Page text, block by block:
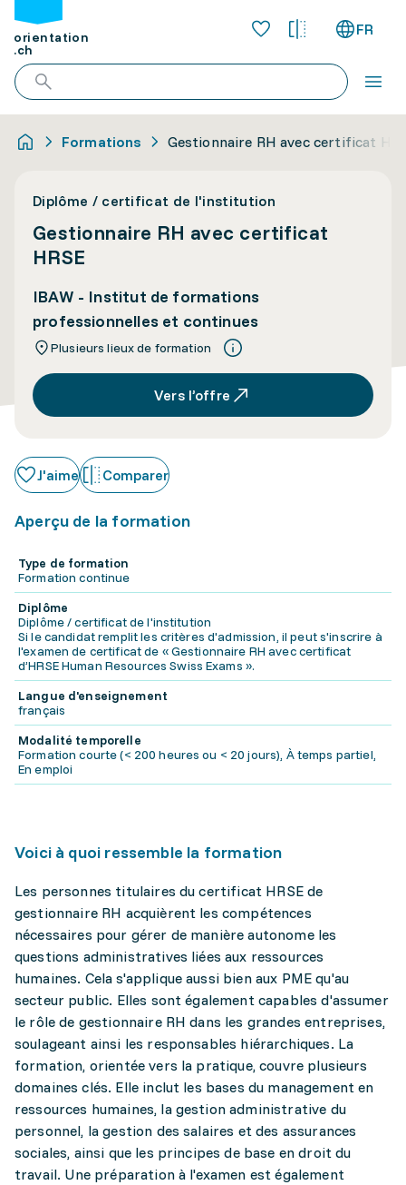
orientation
.ch
FR
Formations Gestionnaire RH avec certificat
Diplôme / certificat de l'institution
Gestionnaire RH avec certificat
HRSE
IBAW - Institut de formations
professionnelles et continues
Plusieurs lieux de formation
Vers l’offre
J'aime Comparer
Aperçu de la formation
Type de formation
Formation continue
Diplôme
Diplôme / certificat de l'institution
Si le candidat remplit les critères d'admission, il peut s'inscrire à
l'examen de certificat de « Gestionnaire RH avec certificat
d’HRSE Human Resources Swiss Exams ».
Langue d'enseignement
français
Modalité temporelle
Formation courte (< 200 heures ou < 20 jours), À temps partiel,
En emploi
Voici à quoi ressemble la formation
Les personnes titulaires du certificat HRSE de
gestionnaire RH acquièrent les compétences
nécessaires pour gérer de manière autonome les
questions administratives liées aux ressources
humaines. Cela s'applique aussi bien aux PME qu'au
secteur public. Elles sont également capables d'assumer
le rôle de gestionnaire RH dans les grandes entreprises,
soulageant ainsi les responsables hiérarchiques. La
formation, orientée vers la pratique, couvre plusieurs
domaines clés. Elle inclut les bases du management en
ressources humaines, la gestion administrative du
personnel, la gestion des salaires et des assurances
sociales, ainsi que les principes de base en droit du
travail. Une préparation à l'examen est également